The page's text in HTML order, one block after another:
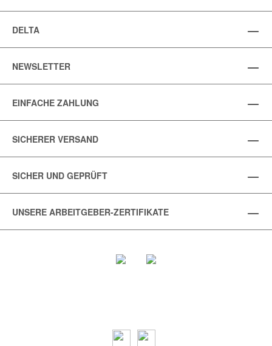
DELTA
NEWSLETTER
EINFACHE ZAHLUNG
SICHERER VERSAND
SICHER UND GEPRÜFT
UNSERE ARBEITGEBER-ZERTIFIKATE